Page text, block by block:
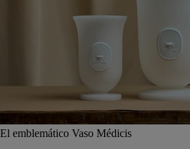
El emblemático Vaso Médicis